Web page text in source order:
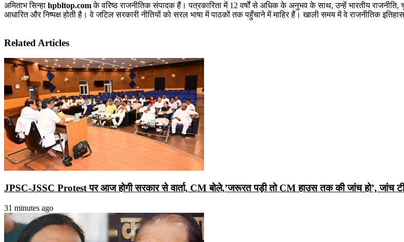
अमिताभ सिन्हा hpbltop.comके वरिष्ठ राजनीतिक संपादक हैं। पत्रकारिता में 12 वर्षों से अधिक के अनुभव के साथ, उन्हें भारतीय राजनीति,
आधारित और निष्पक्ष होती है। वे जटिल सरकारी नीतियों को सरल भाषा में पाठकों तक पहुँचाने में माहिर हैं। खाली समय में वे राजनीतिक
Related Articles
JPSC-JSSC Protest पर आज होगी सरकार से वार्ता, CM बोले,’जरूरत पड़ी तो CM हाउस तक की जांच हो’, जांच
31 minutes ago